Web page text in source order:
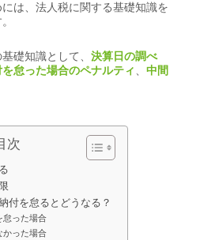
は、法人税に関する基礎知識を
礎知識として、 決算日の調べ
怠った場合のペナルティ、 中間
次
付を怠るとどうなる？
怠った場合
かった場合